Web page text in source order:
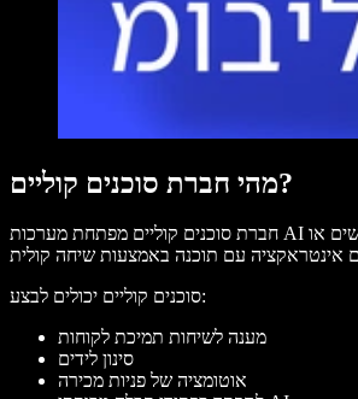
מהי חברת סוכנים קוליים?
חברת סוכנים קוליים מפתחת מערכות AI שמאפשרות למשתמשים או
סוכנים קוליים יכולים לבצע:
מענה לשיחות תמיכת לקוחות
סינון לידים
אוטומציה של פניות מכירה